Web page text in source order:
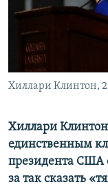
ПОБЕДИТЕЛЕЙ НЕ
ELIFBE
УКРАИНСКАЯ
ПРИСОЕДИНЯЙТЕСЬ!
Хиллари Клинтон,
Хиллари Клинтон
единственным
президента США
за так сказать